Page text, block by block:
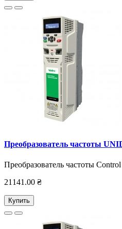
Преобразователь частоты
Преобразователь частоты
21141.00 ₴
Купить